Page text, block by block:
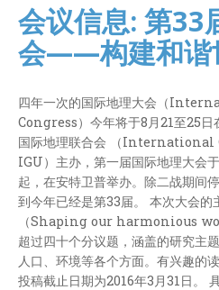
会议信息: 第33
会——构建和谐
四年一次的国际地理大会（
Congress）今年将于8月21至25日
国际地理联合会 （
IGU）主办，第一届国际地理大会
起，在安特卫普举办。除二战期间
到今年已经是第33届。 本次大会的
（Shaping our harmonious
超过四十个分议题，涵盖的研究主
人口、环境等各个方面。有兴趣的
投稿截止日期为2016年3月31日。